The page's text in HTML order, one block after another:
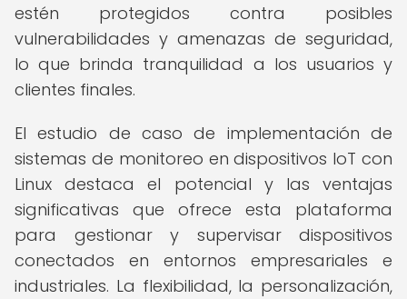
estén protegidos contra posibles
vulnerabilidades y amenazas de seguridad,
lo que brinda tranquilidad a los usuarios y
clientes finales.
El estudio de caso de implementación de
sistemas de monitoreo en dispositivos IoT con
Linux destaca el potencial y las ventajas
significativas que ofrece esta plataforma
para gestionar y supervisar dispositivos
conectados en entornos empresariales e
industriales. La flexibilidad, la personalización,